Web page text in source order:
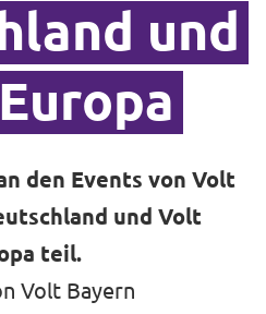
und
den Events von Volt
und Volt
teil.
Volt Bayern